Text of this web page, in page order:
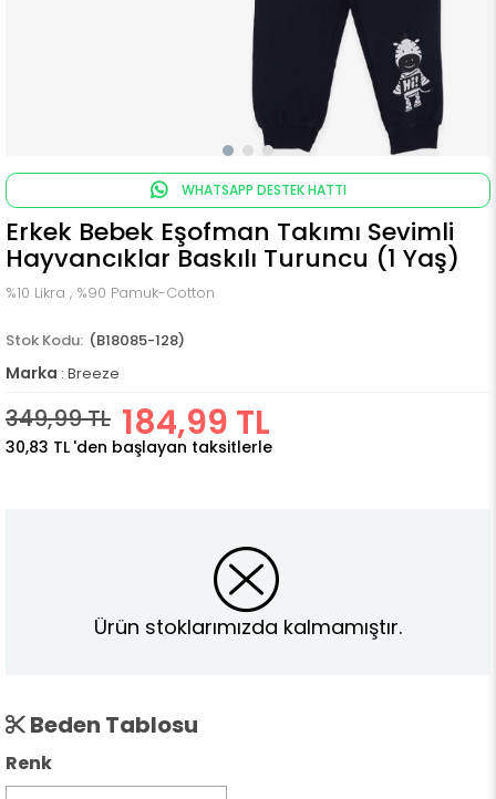
WHATSAPP DESTEK HATTI
Erkek Bebek Eşofman Takımı Sevimli
Hayvancıklar Baskılı Turuncu (1 Yaş)
%10 Likra , %90 Pamuk-Cotton
(B18085-128)
Marka : Breeze
349,99 TL 184,99 TL
30,83 TL 'den başlayan taksitlerle
Ürün stoklarımızda kalmamıştır.
Beden Tablosu
Renk